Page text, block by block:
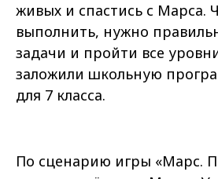
живых и спастись с Марса.
выполнить, нужно
задачи и пройти все
заложили школьную
для 7 класса.
По сценарию игры «Марс.